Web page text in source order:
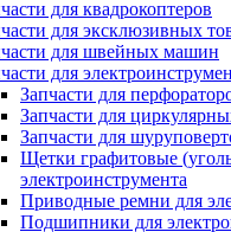
для квадрокоптеров
для эксклюзивных
для швейных машин
для
Запчасти для
Запчасти для
Запчасти для
Щетки графитовые
электроинструмента
Приводные ремни для
Подшипники для